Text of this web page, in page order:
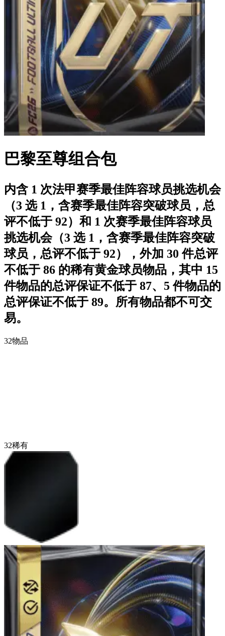
巴黎至尊组合包
内含 1 次法甲赛季最佳阵容球员挑选机会
（3 选 1，含赛季最佳阵容突破球员，总
评不低于 92）和 1 次赛季最佳阵容球员
挑选机会（3 选 1，含赛季最佳阵容突破
球员，总评不低于 92），外加 30 件总评
不低于 86 的稀有黄金球员物品，其中 15
件物品的总评保证不低于 87、5 件物品的
总评保证不低于 89。所有物品都不可交
易。
32物品
32稀有